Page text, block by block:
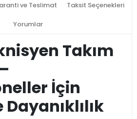
ve Teslimat Taksit Seçenekleri
Yorumlar
Takım
İçin
Dayanıklılık